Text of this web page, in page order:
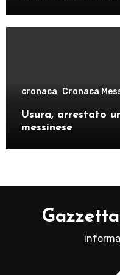
cronaca Cronaca
Usura, arrestato
messinese